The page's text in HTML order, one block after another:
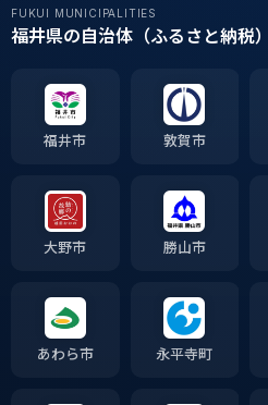
FUKUI MUNICIPALITIES
福井県の自治体（ふるさと納税）
福井市 敦賀市
大野市 勝山市
あわら市 永平寺町